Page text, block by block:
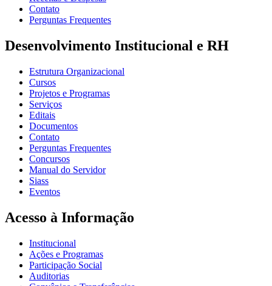
Contato
Perguntas Frequentes
Desenvolvimento Institucional e RH
Estrutura Organizacional
Cursos
Projetos e Programas
Serviços
Editais
Documentos
Contato
Perguntas Frequentes
Concursos
Manual do Servidor
Siass
Eventos
Acesso à Informação
Institucional
Ações e Programas
Participação Social
Auditorias